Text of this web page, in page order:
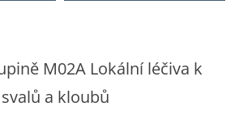
M02A Lokální léčiva k
a kloubů